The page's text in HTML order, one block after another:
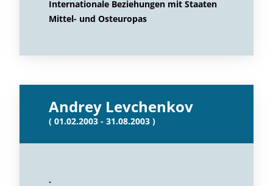
Internationale Beziehungen mit Staaten
Mittel- und Osteuropas
Andrey Levchenkov
( 01.02.2003 - 31.08.2003 )
.